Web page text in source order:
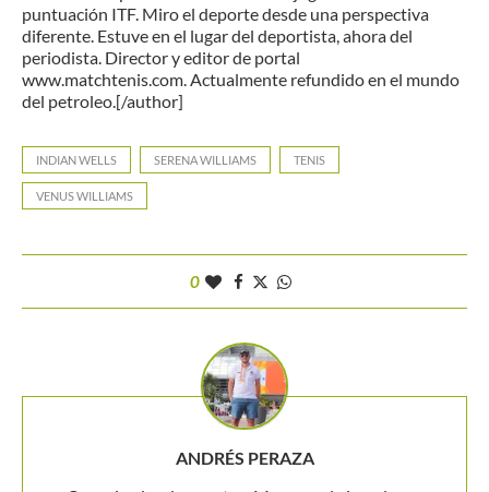
puntuación ITF. Miro el deporte desde una perspectiva
diferente. Estuve en el lugar del deportista, ahora del
periodista. Director y editor de portal
www.matchtenis.com. Actualmente refundido en el mundo
del petroleo.[/author]
INDIAN WELLS SERENA WILLIAMS TENIS
VENUS WILLIAMS
0
ANDRÉS PERAZA